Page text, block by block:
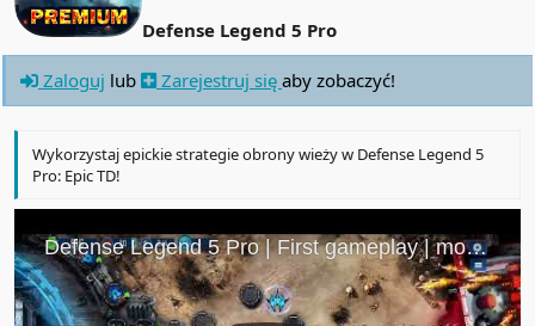
Defense Legend 5 Pro
Zaloguj lub Zarejestruj się aby zobaczyć!
Wykorzystaj epickie strategie obrony wieży w Defense Legend 5
Pro: Epic TD!